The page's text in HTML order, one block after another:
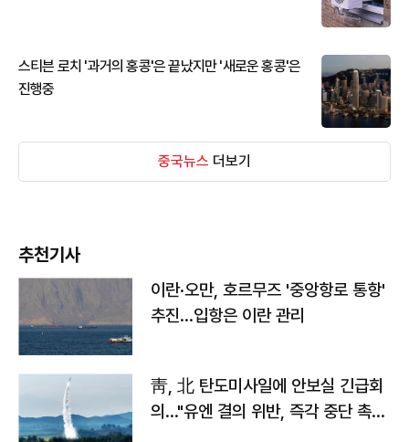
스티븐 로치 '과거의 홍콩'은 끝났지만 '새로운 홍콩'은
진행중
중국뉴스 더보기
추천기사
이란·오만, 호르무즈 '중앙항로 통항'
추진…입항은 이란 관리
靑, 北 탄도미사일에 안보실 긴급회
의…"유엔 결의 위반, 즉각 중단 촉